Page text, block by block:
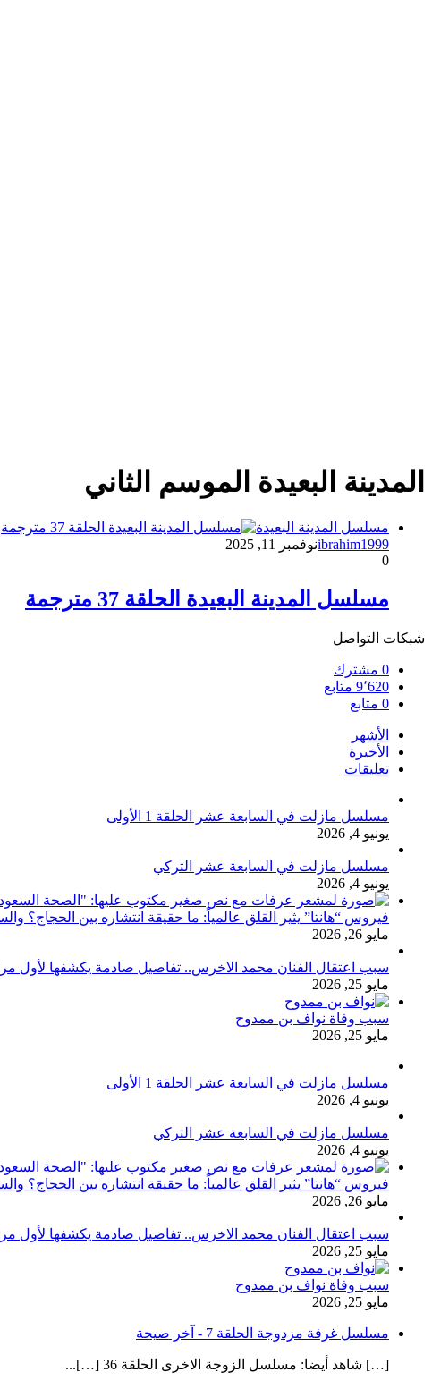
المدينة البعيدة الموسم الثاني
مسلسل المدينة البعيدة
ibrahim1999نوفمبر 11, 2025
0
مسلسل المدينة البعيدة الحلقة 37 مترجمة
شبكات التواصل
0 مشترك
9٬620 متابع
0 متابع
الأشهر
الأخيرة
تعليقات
مسلسل مازلت في السابعة عشر الحلقة 1 الأولى
يونيو 4, 2026
مسلسل مازلت في السابعة عشر التركي
يونيو 4, 2026
فيروس “هانتا” يثير القلق عالمياً: ما حقيقة انتشاره بين الحجاج؟
مايو 26, 2026
سبب اعتقال الفنان محمد الاخرس.. تفاصيل صادمة يكشفها لأول
مايو 25, 2026
سبب وفاة نواف بن ممدوح
مايو 25, 2026
مسلسل مازلت في السابعة عشر الحلقة 1 الأولى
يونيو 4, 2026
مسلسل مازلت في السابعة عشر التركي
يونيو 4, 2026
فيروس “هانتا” يثير القلق عالمياً: ما حقيقة انتشاره بين الحجاج؟
مايو 26, 2026
سبب اعتقال الفنان محمد الاخرس.. تفاصيل صادمة يكشفها لأول
مايو 25, 2026
سبب وفاة نواف بن ممدوح
مايو 25, 2026
مسلسل غرفة مزدوجة الحلقة 7 - آخر صيحة
[…] شاهد أيضا: مسلسل الزوجة الاخرى الحلقة 36 […]...